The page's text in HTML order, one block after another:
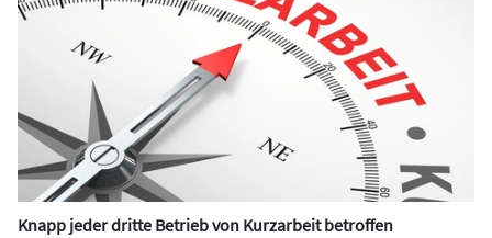
Knapp jeder dritte Betrieb von Kurzarbeit betroffen